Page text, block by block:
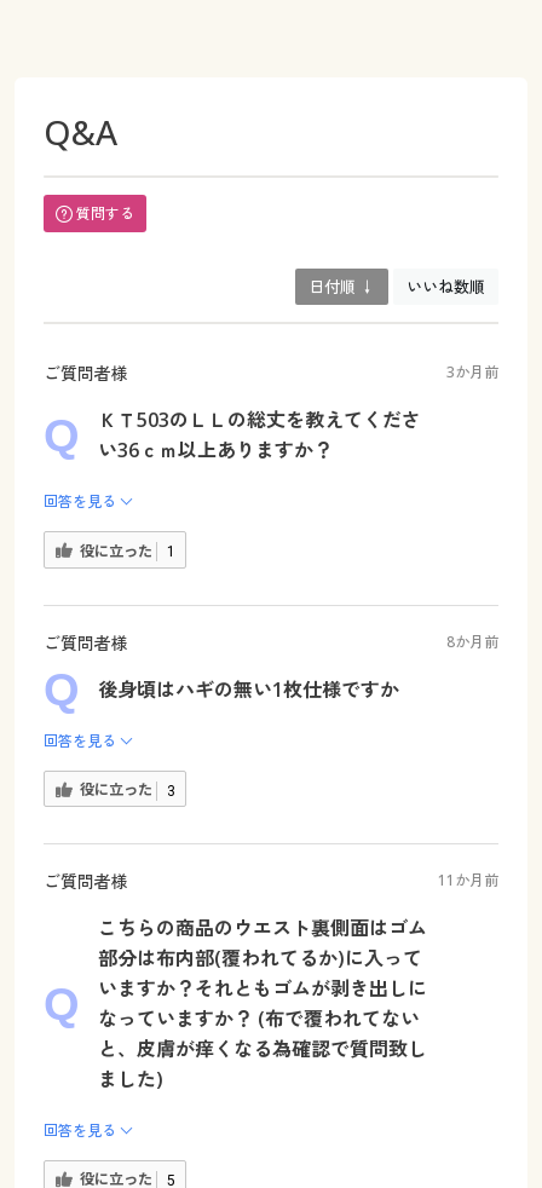
Q&A
質問する
日付順 ↓ いいね数順
ご質問者様 3か月前
ＫＴ503のＬＬの総丈を教えてくださ
い36ｃｍ以上ありますか？
回答を見る
役に立った 1
ご質問者様 8か月前
後身頃はハギの無い1枚仕様ですか
回答を見る
役に立った 3
ご質問者様 11か月前
こちらの商品のウエスト裏側面はゴム
部分は布内部(覆われてるか)に入って
いますか？それともゴムが剥き出しに
なっていますか？ (布で覆われてない
と、皮膚が痒くなる為確認で質問致し
ました)
回答を見る
役に立った 5